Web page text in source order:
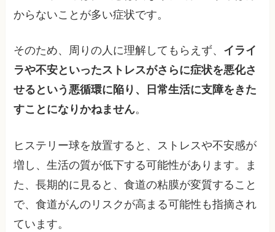
からないことが多い症状です。
そのため、周りの人に理解してもらえず、 イライ
ラや不安といったストレスがさらに症状を悪化さ
せるという悪循環に陥り、日常生活に支障をきた
すことになりかねません。
ヒステリー球を放置すると、ストレスや不安感が
増し、生活の質が低下する可能性があります。ま
た、長期的に見ると、食道の粘膜が変質すること
で、食道がんのリスクが高まる可能性も指摘され
ています。